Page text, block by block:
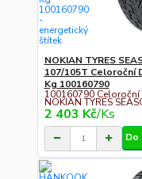
NOKIAN TYRES
107/105T Celoroční
Kg 100160790
100160790
NOKIAN TYRES
2 403 Kč/Ks
Do